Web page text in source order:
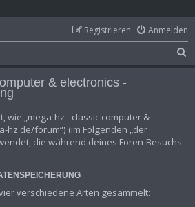
Anmelden
Registrieren
u
h
& electronics -
wie „mega-hz - classic computer &
hz.de/forum“) (im Folgenden „der
die während deines Foren-Besuchs
verschiedene Arten gesammelt: